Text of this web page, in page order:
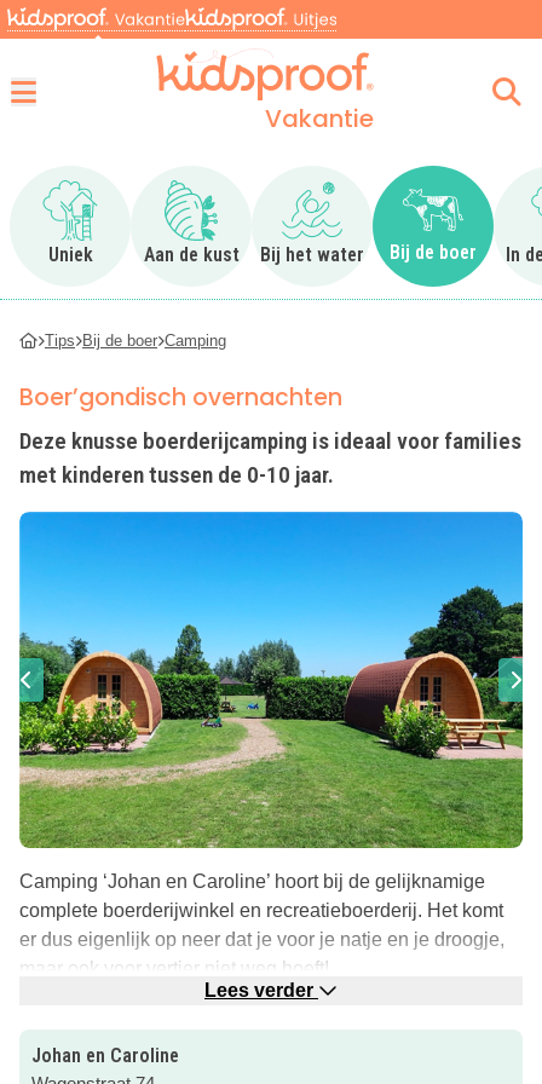
Vakantie
Uniek
Ga naar Uniek
Aan de kust
Ga naar Aan de kust
Bij het water
Ga naar Bij het water
Bij de boer
Ga naar Bij
In
Tips Bij de boer Camping
Boer’gondisch overnachten
Deze knusse boerderijcamping is ideaal voor families
met kinderen tussen de 0-10 jaar.
Camping ‘Johan en Caroline’ hoort bij de gelijknamige
complete boerderijwinkel en recreatieboerderij. Het komt
er dus eigenlijk op neer dat je voor je natje en je droogje,
maar ook voor vertier niet weg hoeft!
Op de camping is plek voor 25 tenten, caravans ,
Lees verder
Johan en Caroline